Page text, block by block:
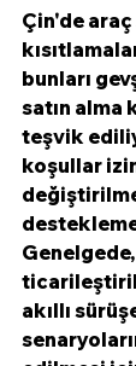
Çin'de araç
bunları
satın alma
teşvik
koşullar
akıllı